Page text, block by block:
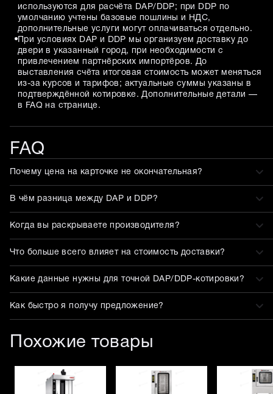
используются для расчёта DAP/DDP; при DDP по
умолчанию учтены базовые пошлины и НДС,
дополнительные услуги могут оплачиваться отдельно.
При условиях DAP и DDP мы организуем доставку до
двери в указанный город, при необходимости с
привлечением партнёрских импортёров. До
выставления счёта итоговая стоимость может меняться
из-за курсов и тарифов; актуальные суммы указаны в
подтверждённой котировке. Дополнительные детали —
в FAQ на странице.
FAQ
Почему цена на карточке не окончательная?
В чём разница между DAP и DDP?
Когда вы раскрываете производителя?
Что больше всего влияет на стоимость доставки?
Какие данные нужны для точной DAP/DDP-котировки?
Как быстро я получу предложение?
Похожие товары